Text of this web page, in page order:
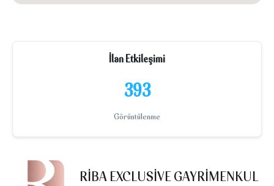
İlan Etkileşimi
393
Görüntülenme
RIBA EXCLUSIVE GAYRIMENKUL